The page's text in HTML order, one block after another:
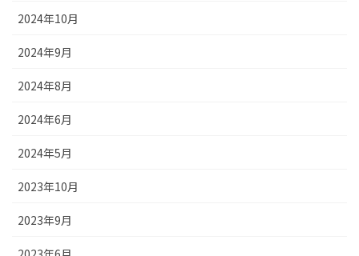
2024年10月
2024年9月
2024年8月
2024年6月
2024年5月
2023年10月
2023年9月